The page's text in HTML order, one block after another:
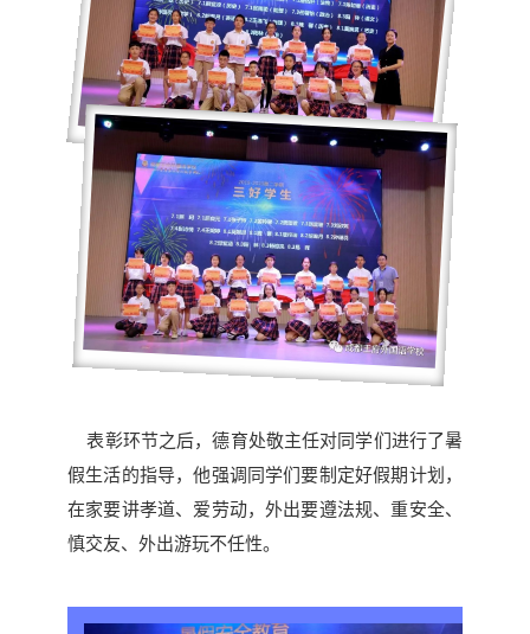
表彰环节之后，德育处敬主任对同学们进行了暑
假生活的指导，他强调同学们要制定好假期计划，
在家要讲孝道、爱劳动，外出要遵法规、重安全、
慎交友、外出游玩不任性。